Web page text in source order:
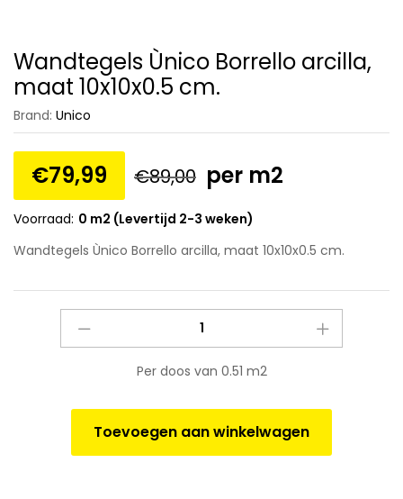
Wandtegels Ùnico Borrello arcilla,
maat 10x10x0.5 cm.
Brand: Unico
€79,99 €89,00 per m2
Voorraad: 0 m2 (Levertijd 2-3 weken)
Wandtegels Ùnico Borrello arcilla, maat 10x10x0.5 cm.
quantity
Per doos van 0.51 m2
Toevoegen aan winkelwagen